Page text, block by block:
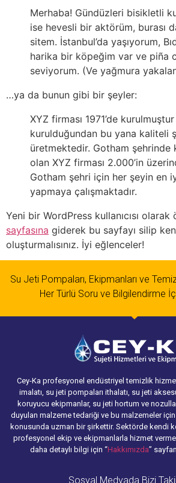
Merhaba! Gündüzleri bisikletli
ise hevesli bir aktörüm, burası
sitem. İstanbul’da yaşıyorum,
harika bir köpeğim var ve piña
seviyorum. (Ve yağmura
…ya da bunun gibi bir şeyler:
XYZ firması 1971’de
kurulduğundan bu yana kaliteli
üretmektedir. Gotham şehrinde
olan XYZ firması 2.000’in
Gotham şehri için her şeyin en
yapmaya çalışmaktadır.
Yeni bir WordPress kullanıcısı olarak
sayfasına giderek bu sayfayı silip
oluşturmalısınız. İyi eğlenceler!
Su Jeti Pompaları, Ekipmanları ve
Her Türlü Soru ve Bilgilendirme
Cey-Ka profesyonel endüstriyel temizlik
imalatı, su jeti pompaları ithalatı, su jeti
koruyucu ekipmanlar, su jeti hortum ve
duyulan malzeme tedariği ve bu malzemeler
konusunda uzman bir şirkettir. Sektörde kendi
profesyonel ekip ve ekipmanlarla hizmet
daha detaylı bilgi için “Hakkımızda”
Sosyal Medyada Bizi